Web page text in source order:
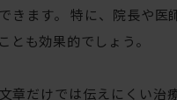
できます。 特に、院長や医
とも効果的でしょう。
章だけでは伝えにくい治